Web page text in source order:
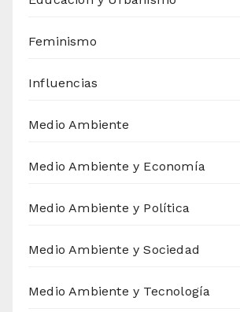
Feminismo
Influencias
Medio Ambiente
Medio Ambiente y Economía
Medio Ambiente y Política
Medio Ambiente y Sociedad
Medio Ambiente y Tecnología